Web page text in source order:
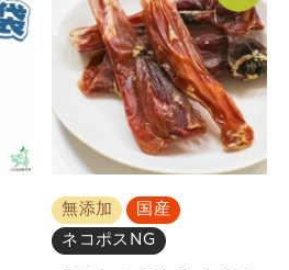
無添加
国産
ネコポスNG